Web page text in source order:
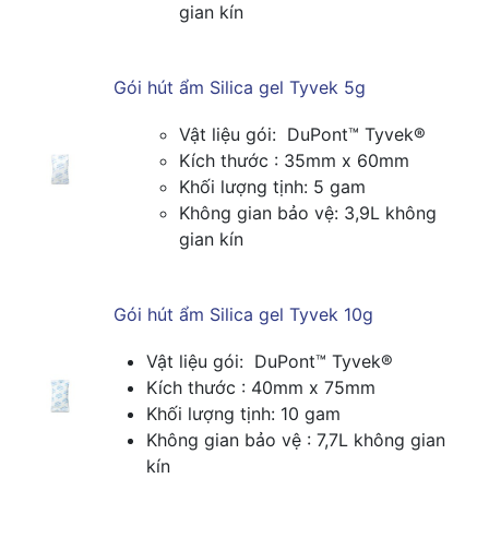
gian kín
Gói hút ẩm Silica gel Tyvek 5g
Vật liệu gói: DuPont™ Tyvek®
Kích thước : 35mm x 60mm
Khối lượng tịnh: 5 gam
Không gian bảo vệ: 3,9L không
gian kín
Gói hút ẩm Silica gel Tyvek 10g
Vật liệu gói: DuPont™ Tyvek®
Kích thước : 40mm x 75mm
Khối lượng tịnh: 10 gam
Không gian bảo vệ : 7,7L không gian
kín